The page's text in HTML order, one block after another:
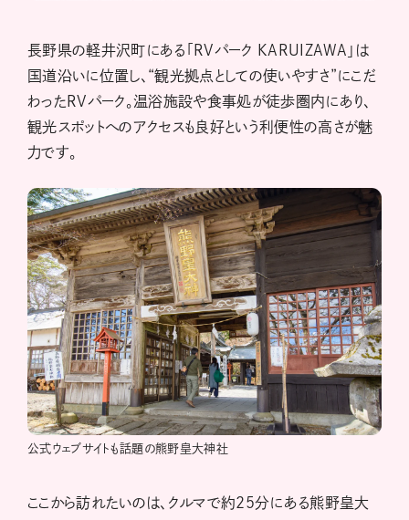
長野県の軽井沢町にある「RVパーク KARUIZAWA」は
国道沿いに位置し、“観光拠点としての使いやすさ”にこだ
わったRVパーク。温浴施設や食事処が徒歩圏内にあり、
観光スポットへのアクセスも良好という利便性の高さが魅
力です。
公式ウェブサイトも話題の熊野皇大神社
ここから訪れたいのは、クルマで約25分にある熊野皇大